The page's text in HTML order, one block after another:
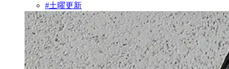
#土曜更新